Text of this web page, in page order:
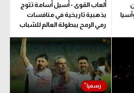
ألعاب القوى - أسيل أسامة تتوج
بذهبية تاريخية في منافسات
رمي الرمح ببطولة العالم للشباب